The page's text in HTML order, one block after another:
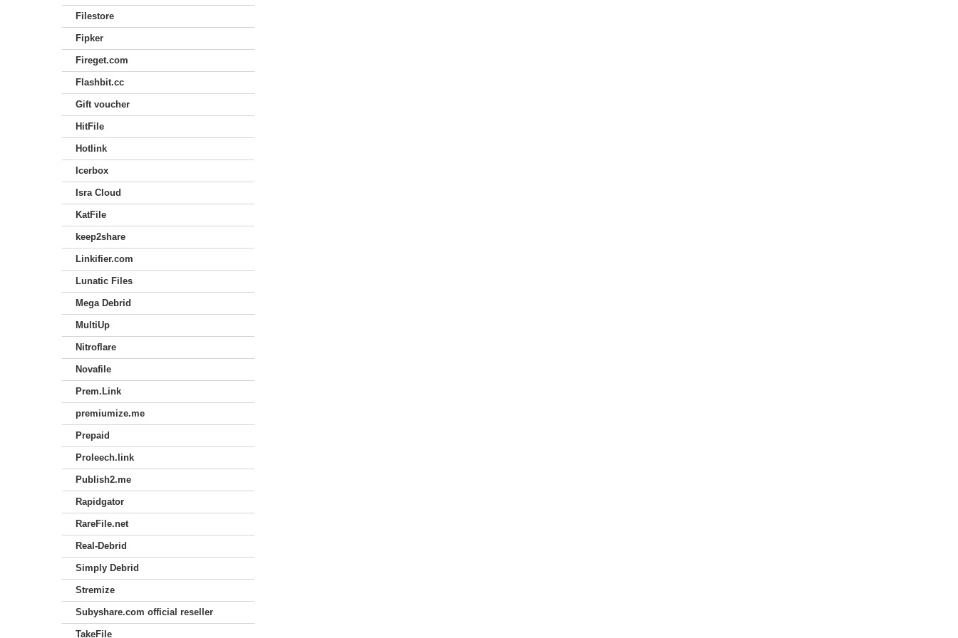
Filestore
Fipker
Fireget.com
Flashbit.cc
Gift voucher
HitFile
Hotlink
Icerbox
Isra Cloud
KatFile
keep2share
Linkifier.com
Lunatic Files
Mega Debrid
MultiUp
Nitroflare
Novafile
Prem.Link
premiumize.me
Prepaid
Proleech.link
Publish2.me
Rapidgator
RareFile.net
Real-Debrid
Simply Debrid
Stremize
Subyshare.com official reseller
TakeFile